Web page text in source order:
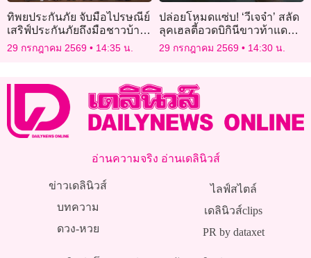
ทิพยประกันภัย จับมือไปรษณีย์
เสริฟ์ประกันภัยถึงมือชาวบ้าน
รุกตลาดลูกค้ารายย่อย
29 กรกฎาคม 2569 14:35 น.
ปล่อยโหมดแซ่บ! ‘วีเจจ๋า’ สลัด
ลุคเฮลตี้อวดบิกินีขาวท้าแดด
ริมทะเล หุ่นฟิตเฟิร์มจนแฟนๆ
29 กรกฎาคม 2569 14:30 น.
อ่านความจริง อ่านเดลินิวส์
ข่าวเดลินิวส์
บทความ
ดวง-หวย
ไลฟ์สไตล์
เดลินิวส์clips
PR by dataxet